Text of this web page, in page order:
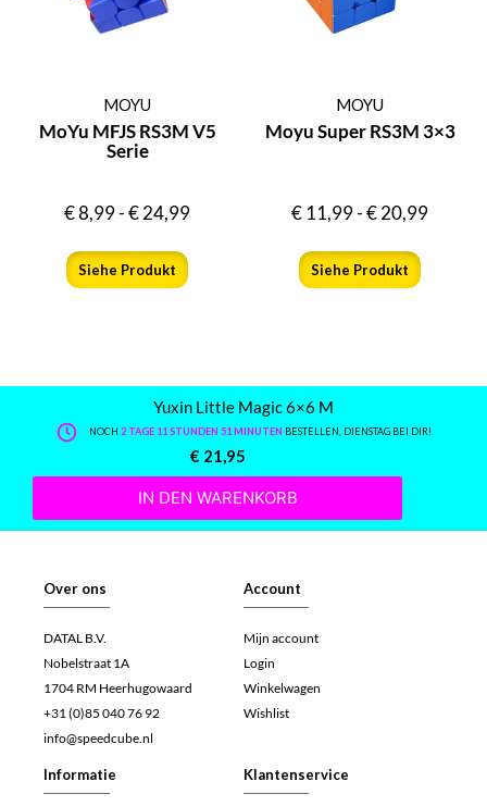
MOYU
MoYu MFJS RS3M V5
Serie
€8,99-€24,99
Siehe Produkt
MOYU
Moyu Super RS3M 3×3
€11,99-€20,99
Siehe Produkt
Yuxin Little Magic 6×6 M
NOCH 2 TAGE 11 STUNDEN 51 MINUTEN BESTELLEN, DIENSTAG BEI DIR!
€ 21,95
IN DEN WARENKORB
Over ons
DATAL B.V.
Nobelstraat 1A
1704 RM Heerhugowaard
+31 (0)85 040 76 92
info@speedcube.nl
Account
Mijn account
Login
Winkelwagen
Wishlist
Informatie Klantenservice